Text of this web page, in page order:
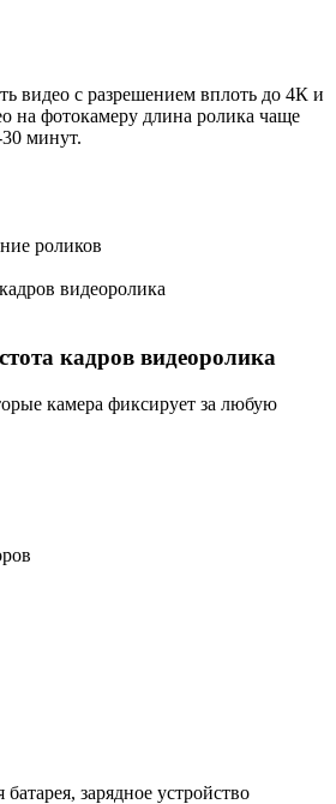
видео с разрешением вплоть до 4К и
на фотокамеру длина ролика чаще
минут.
роликов
видеоролика
кадров видеоролика
камера фиксирует за любую
зарядное устройство